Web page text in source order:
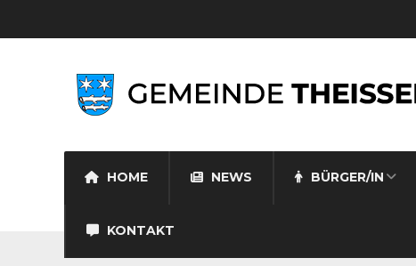
HOME NEWS BÜRGER/IN
KONTAKT